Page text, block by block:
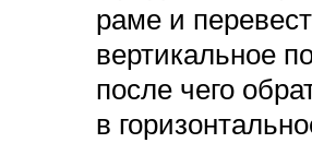
раме и
вертикальное
после чего
в